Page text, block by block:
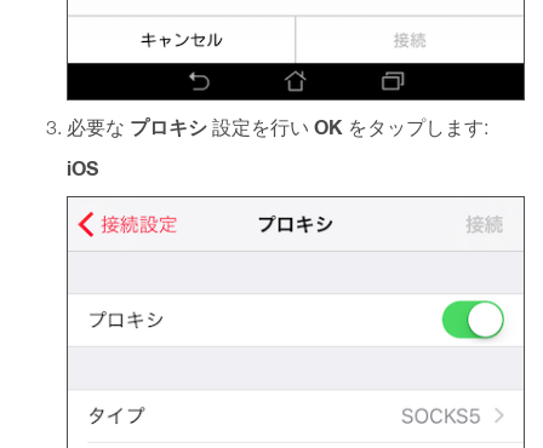
必要な プロキシ 設定を行い OK をタップします:
iOS